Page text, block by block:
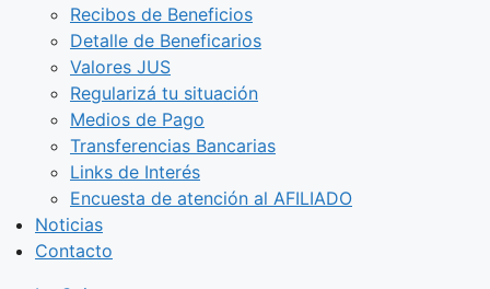
Recibos de Beneficios
Detalle de Beneficarios
Valores JUS
Regularizá tu situación
Medios de Pago
Transferencias Bancarias
Links de Interés
Encuesta de atención al AFILIADO
Noticias
Contacto